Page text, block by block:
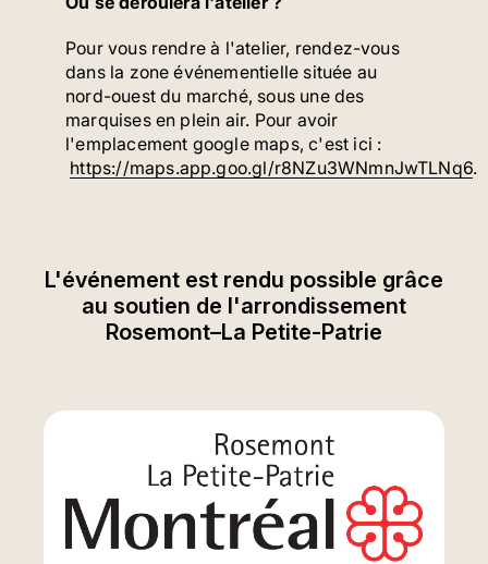
Pour vous rendre à l'atelier, rendez-vous
dans la zone événementielle située au
nord-ouest du marché, sous une des
marquises en plein air. Pour avoir
l'emplacement google maps, c'est ici :
https://maps.app.goo.gl/r8NZu3WNmnJwTLNq6.
L'événement est rendu possible grâce
au soutien de l'arrondissement
Rosemont–La Petite-Patrie